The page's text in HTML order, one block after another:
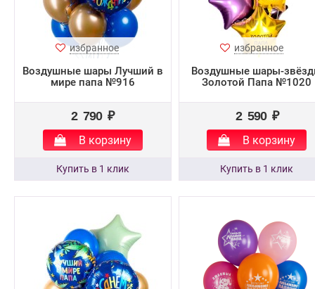
избранное
Воздушные шары Лучший в
мире папа №916
2 790 ₽
В корзину
избранное
Воздушные шары-
Золотой Папа №1020
2 590 ₽
В корзину